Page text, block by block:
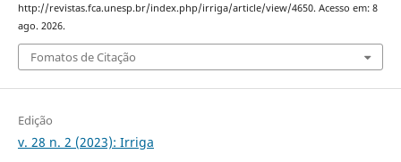
http://revistas.fca.unesp.br/index.php/irriga/article/view/4650. Acesso em: 8
ago. 2026.
Fomatos de Citação
Edição
v. 28 n. 2 (2023): Irriga